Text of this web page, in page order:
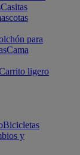
Casitas
para
Cama
ligero
Bicicletas
y